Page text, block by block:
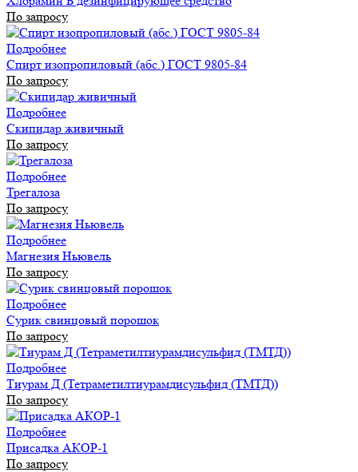
По запросу
Подробнее
Спирт изопропиловый (абс.) ГОСТ 9805-84
По запросу
Подробнее
Скипидар живичный
По запросу
Подробнее
Трегалоза
По запросу
Подробнее
Магнезия Ньювель
По запросу
Подробнее
Сурик свинцовый порошок
По запросу
Подробнее
Тиурам Д (Тетраметилтиурамдисульфид (ТМТД))
По запросу
Подробнее
Присадка АКОР-1
По запросу